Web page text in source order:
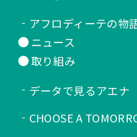
アフロディーテの物
ニュース
取り組み
データで見るアエナ
CHOOSE A